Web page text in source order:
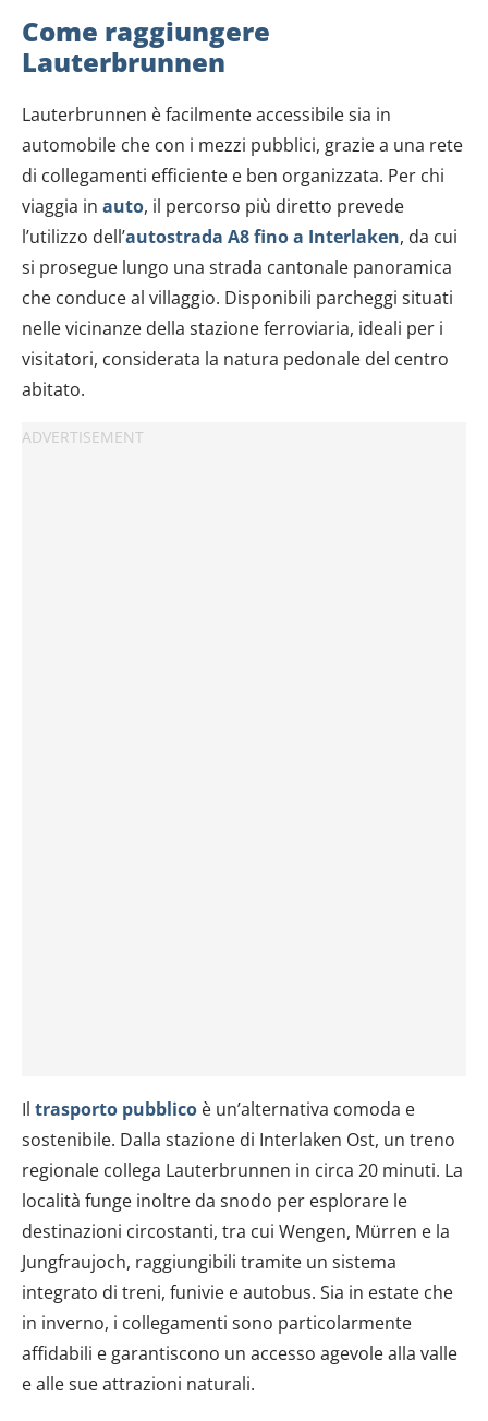
Come raggiungere
Lauterbrunnen
Lauterbrunnen è facilmente accessibile sia in
automobile che con i mezzi pubblici, grazie a una rete
di collegamenti efficiente e ben organizzata. Per chi
viaggia in auto, il percorso più diretto prevede
l’utilizzo dell’autostrada A8 fino a Interlaken, da cui
si prosegue lungo una strada cantonale panoramica
che conduce al villaggio. Disponibili parcheggi situati
nelle vicinanze della stazione ferroviaria, ideali per i
visitatori, considerata la natura pedonale del centro
abitato.
Il trasporto pubblico è un’alternativa comoda e
sostenibile. Dalla stazione di Interlaken Ost, un treno
regionale collega Lauterbrunnen in circa 20 minuti. La
località funge inoltre da snodo per esplorare le
destinazioni circostanti, tra cui Wengen, Mürren e la
Jungfraujoch, raggiungibili tramite un sistema
integrato di treni, funivie e autobus. Sia in estate che
in inverno, i collegamenti sono particolarmente
affidabili e garantiscono un accesso agevole alla valle
e alle sue attrazioni naturali.